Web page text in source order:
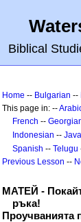
Biblical
Home -- Bulgarian --
This page in: --
French --
Indonesian --
Spanish -- Telugu
Previous Lesson --
МАТЕЙ -
ръка!
Проучванията